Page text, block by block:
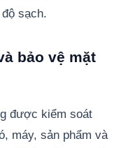
sạch.
bảo vệ mặt
được kiểm soát
máy, sản phẩm và